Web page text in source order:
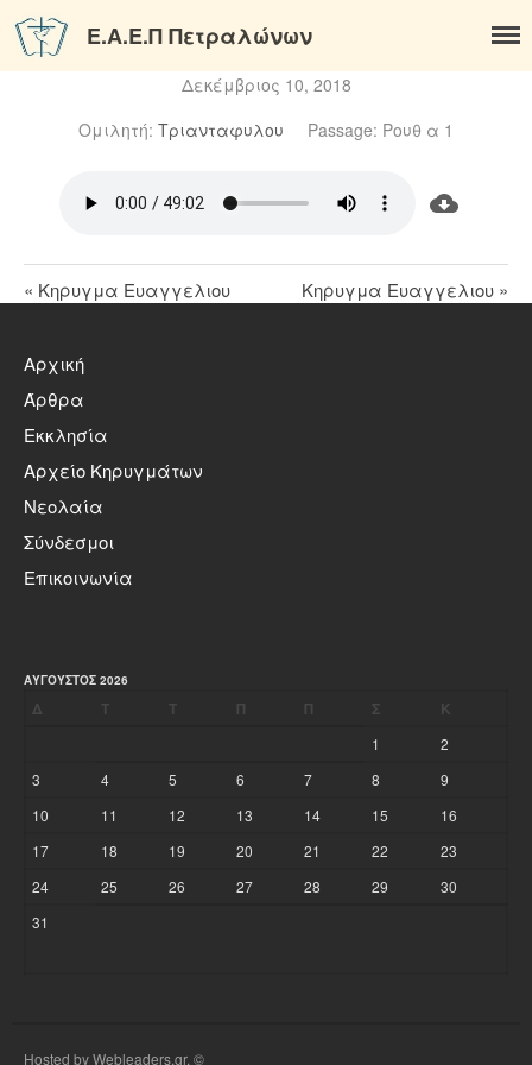
Αρχική
Τι Πιστεύουμε
Το σύμβολο της πίστεως
Ε.Α.Ε.Π Πετραλώνων
Δεκέμβριος 10, 2018
Ομιλητή: Τριανταφυλου Passage: Ρουθ α 1
« Κηρυγμα Ευαγγελιου Κηρυγμα Ευαγγελιου »
Αρχική
Άρθρα
Εκκλησία
Αρχείο Κηρυγμάτων
Νεολαία
Σύνδεσμοι
Επικοινωνία
ΑΎΓΟΥΣΤΟΣ 2026
Δ Τ Τ Π Π Σ Κ
1
2
3
4 5 6 7 8
9
10
11 12 13 14 15
16
17
18 19 20 21 22
23
24
25 26 27 28 29
30
31
Hosted by Webleaders.gr. ©